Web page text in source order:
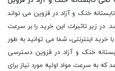
خنک و آزاد در قزوین می تواند
در زیر تاثیرات این خرید را بر سرعت
اینترنتی، شما می توانید به طور
خنک و آزاد در قزوین دسترسی
به سرعت مواد اولیه مورد نیاز برای